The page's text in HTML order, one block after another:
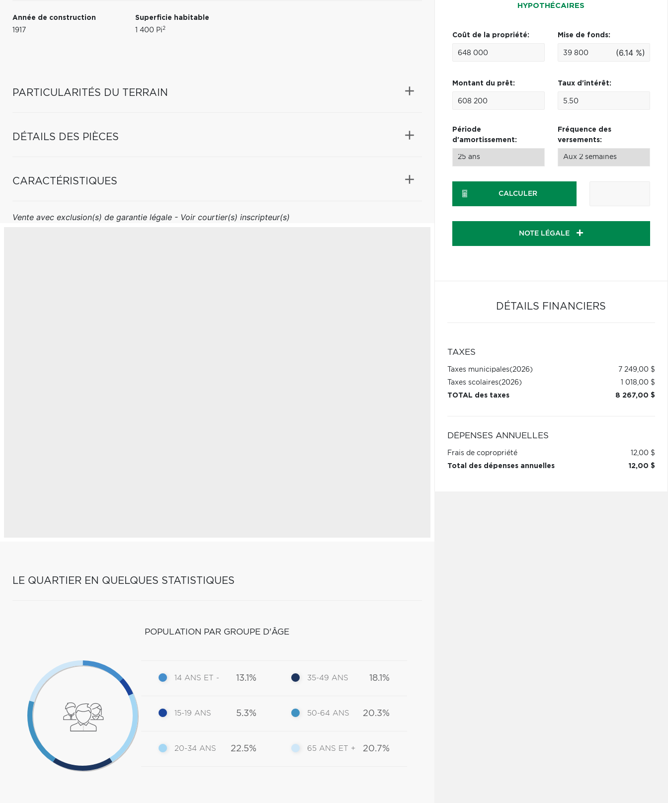
Année de construction
1917
Superficie habitable
1 400 Pi2
PARTICULARITÉS DU TERRAIN
DÉTAILS DES PIÈCES
CARACTÉRISTIQUES
Vente avec exclusion(s) de garantie légale - Voir courtier(s) inscripteur(s)
LE QUARTIER EN QUELQUES STATISTIQUES
POPULATION PAR GROUPE D'ÂGE
14 ANS ET - 13.1%
15-19 ANS 5.3%
20-34 ANS 22.5%
35-49 ANS 18.1%
50-64 ANS 20.3%
65 ANS ET + 20.7%
HYPOTHÉCAIRES
Coût de la propriété: Mise de fonds:
(6.14 %)
Montant du prêt: Taux d'intérêt:
Période
d'amortissement:
Fréquence des
versements:
CALCULER
NOTE LÉGALE
DÉTAILS FINANCIERS
TAXES
Taxes municipales(2026)
7 249,00 $
Taxes scolaires(2026)
1 018,00 $
TOTAL des taxes
8 267,00 $
DÉPENSES ANNUELLES
Frais de copropriété
12,00 $
Total des dépenses annuelles
12,00 $